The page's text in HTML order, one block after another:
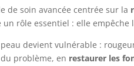
de soin avancée centrée sur la
rôle essentiel : elle
devient vulnérable :
problème, en restaurer les